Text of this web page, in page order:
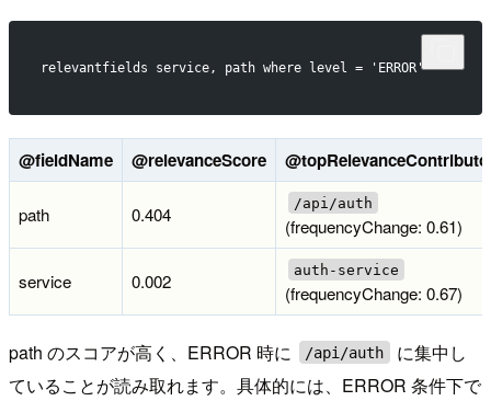
relevantfields service, path where level = 'ERROR'
@fieldName @relevanceScore
path 0.404 /api/auth
(frequencyChange: 0.61)
service 0.002 auth-service
(frequencyChange: 0.67)
path のスコアが高く、ERROR 時に /api/auth
に集中し
ていることが読み取れます。具体的には、ERROR 条件下で